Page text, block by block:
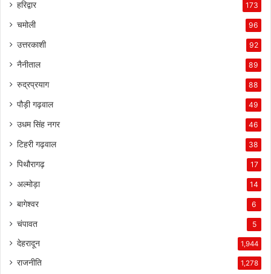
हरिद्वार 173
चमोली 96
उत्तरकाशी 92
नैनीताल 89
रुद्रप्रयाग 88
पौड़ी गढ़वाल 49
उधम सिंह नगर 46
टिहरी गढ़वाल 38
पिथौरागढ़ 17
अल्मोड़ा 14
बागेश्वर 6
चंपावत 5
देहरादून 1,944
राजनीति 1,278